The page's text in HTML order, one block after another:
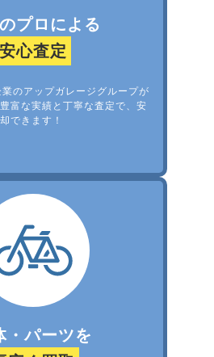
プロによる
安心査定
のアップガレージグループが
富な実績と丁寧な査定で、安
できます！
・パーツを